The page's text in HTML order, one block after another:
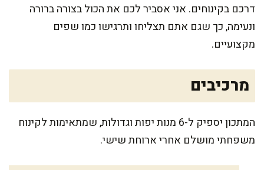
דרכם בקינוחים. אני אסביר לכם את הכול בצורה ברורה
ונעימה, כך שגם אתם תצליחו ותרגישו כמו שפים
מקצועיים.
מרכיבים
המתכון יספיק ל-6 מנות יפות וגדולות, שמתאימות לקינוח
משפחתי מושלם אחרי ארוחת שישי.